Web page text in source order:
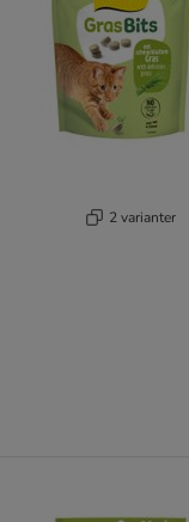
2 varianter